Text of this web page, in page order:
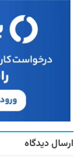
ارسال دیدگاه